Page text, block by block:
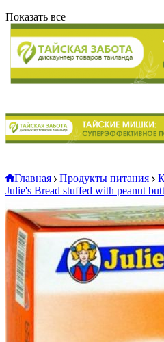
Показать все
Главная Продукты питания
Julie's Bread stuffed with peanut